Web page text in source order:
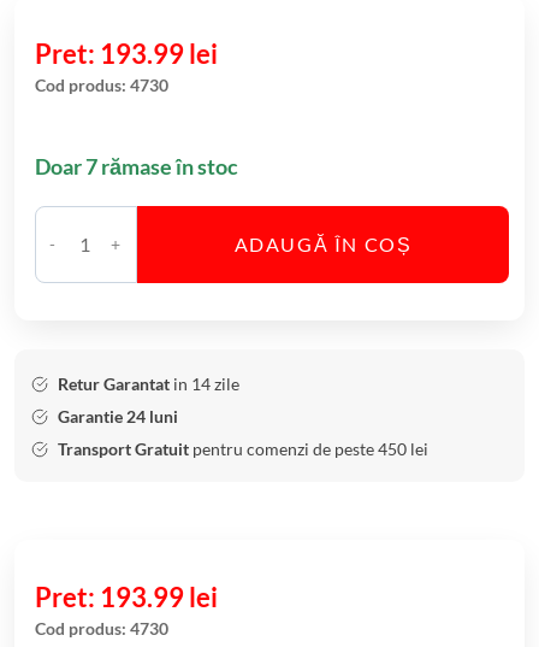
193.99lei
Cod produs: 4730
Doar 7 rămase în stoc
C
a
i
t
t
ADAUGĂ ÎN COȘ
Retur Garantat in 14 zile
Garantie 24 luni
Transport Gratuit pentru comenzi de peste 450 lei
193.99lei
Cod produs: 4730